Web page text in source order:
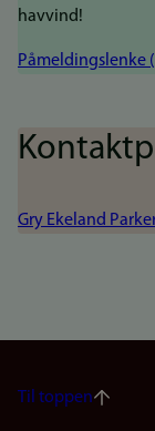
havvind!
Påmeldingslenke
Gry Ekeland
Til toppen